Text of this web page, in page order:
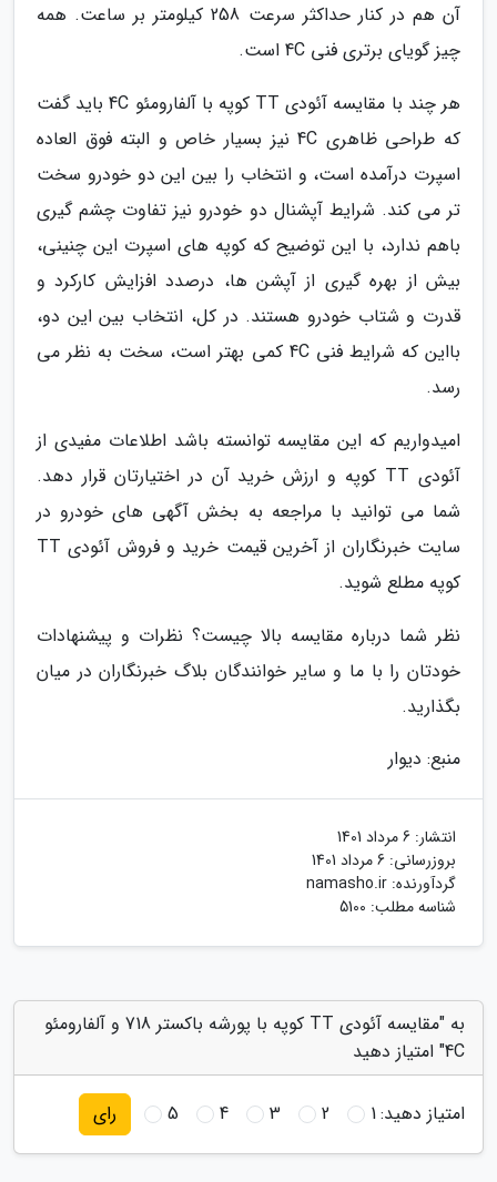
آن هم در کنار حداکثر سرعت 258 کیلومتر بر ساعت. همه
چیز گویای برتری فنی 4C است.
هر چند با مقایسه آئودی TT کوپه با آلفارومئو 4C باید گفت
که طراحی ظاهری 4C نیز بسیار خاص و البته فوق العاده
اسپرت درآمده است، و انتخاب را بین این دو خودرو سخت
تر می کند. شرایط آپشنال دو خودرو نیز تفاوت چشم گیری
باهم ندارد، با این توضیح که کوپه های اسپرت این چنینی،
بیش از بهره گیری از آپشن ها، درصدد افزایش کارکرد و
قدرت و شتاب خودرو هستند. در کل، انتخاب بین این دو،
بااین که شرایط فنی 4C کمی بهتر است، سخت به نظر می
رسد.
امیدواریم که این مقایسه توانسته باشد اطلاعات مفیدی از
آئودی TT کوپه و ارزش خرید آن در اختیارتان قرار دهد.
شما می توانید با مراجعه به بخش آگهی های خودرو در
سایت خبرنگاران از آخرین قیمت خرید و فروش آئودی TT
کوپه مطلع شوید.
نظر شما درباره مقایسه بالا چیست؟ نظرات و پیشنهادات
خودتان را با ما و سایر خوانندگان بلاگ خبرنگاران در میان
بگذارید.
منبع: دیوار
انتشار: 6 مرداد 1401
بروزرسانی: 6 مرداد 1401
گردآورنده: namasho.ir
شناسه مطلب: 5100
به "مقایسه آئودی TT کوپه با پورشه باکستر 718 و آلفارومئو
4C" امتیاز دهید
امتیاز دهید:1
2
3
4
5 رای